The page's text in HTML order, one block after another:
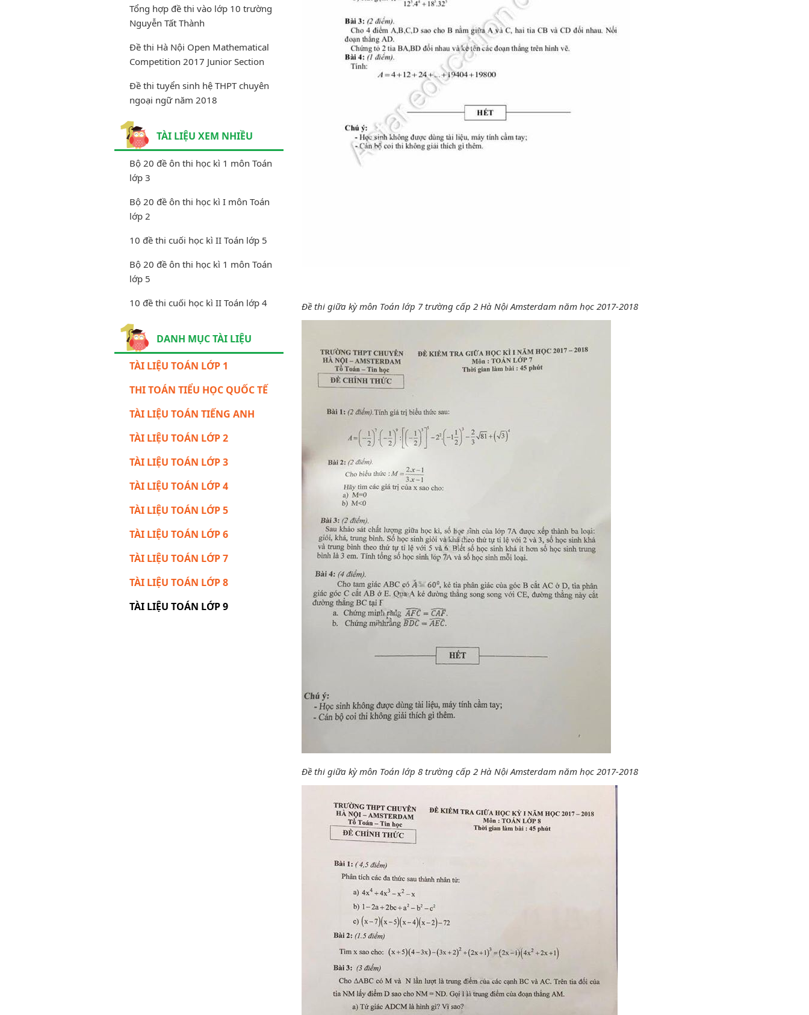
Tổng hợp đề thi vào lớp 10 trường
Nguyễn Tất Thành
Đề thi Hà Nội Open Mathematical
Competition 2017 Junior Section
Đề thi tuyển sinh hệ THPT chuyên
ngoại ngữ năm 2018
TÀI LIỆU XEM NHIỀU
Bộ 20 đề ôn thi học kì 1 môn Toán
lớp 3
Bộ 20 đề ôn thi học kì I môn Toán
lớp 2
10 đề thi cuối học kì II Toán lớp 5
Bộ 20 đề ôn thi học kì 1 môn Toán
lớp 5
10 đề thi cuối học kì II Toán lớp 4
DANH MỤC TÀI LIỆU
TÀI LIỆU TOÁN LỚP 1
THI TOÁN TIỂU HỌC QUỐC TẾ
TÀI LIỆU TOÁN TIẾNG ANH
TÀI LIỆU TOÁN LỚP 2
TÀI LIỆU TOÁN LỚP 3
TÀI LIỆU TOÁN LỚP 4
TÀI LIỆU TOÁN LỚP 5
TÀI LIỆU TOÁN LỚP 6
TÀI LIỆU TOÁN LỚP 7
TÀI LIỆU TOÁN LỚP 8
TÀI LIỆU TOÁN LỚP 9
Đề thi giữa kỳ môn Toán lớp 7 trường cấp 2 Hà Nội Amsterdam năm học 2017-2018
Đề thi giữa kỳ môn Toán lớp 8 trường cấp 2 Hà Nội Amsterdam năm học 2017-2018